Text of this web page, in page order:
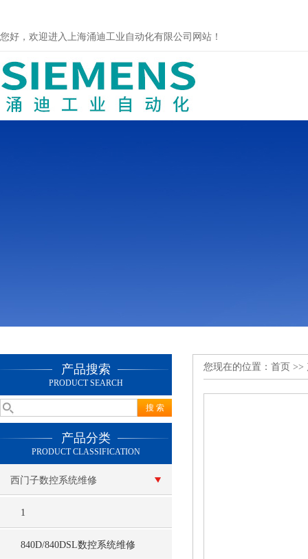
您好，欢迎进入上海涌迪工业自动化有限公司网站！
产品搜索
PRODUCT SEARCH
产品分类
PRODUCT CLASSIFICATION
西门子数控系统维修
1
840D/840DSL数控系统维修
您现在的位置： 首页 >>